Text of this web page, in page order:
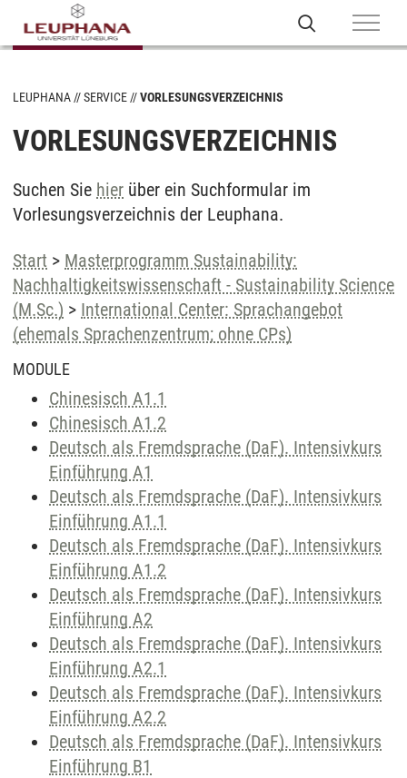
LEUPHANA SERVICE VORLESUNGSVERZEICHNIS
VORLESUNGSVERZEICHNIS
Suchen Sie hier über ein Suchformular im
Vorlesungsverzeichnis der Leuphana.
Start > Masterprogramm Sustainability:
Nachhaltigkeitswissenschaft - Sustainability Science
(M.Sc.) > International Center: Sprachangebot
(ehemals Sprachenzentrum; ohne CPs)
MODULE
Chinesisch A1.1
Chinesisch A1.2
Deutsch als Fremdsprache (DaF). Intensivkurs
Einführung A1
Deutsch als Fremdsprache (DaF). Intensivkurs
Einführung A1.1
Deutsch als Fremdsprache (DaF). Intensivkurs
Einführung A1.2
Deutsch als Fremdsprache (DaF). Intensivkurs
Einführung A2
Deutsch als Fremdsprache (DaF). Intensivkurs
Einführung A2.1
Deutsch als Fremdsprache (DaF). Intensivkurs
Einführung A2.2
Deutsch als Fremdsprache (DaF). Intensivkurs
Einführung B1